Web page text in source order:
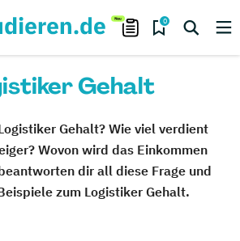
0
Gehalt
Gehalt? Wie viel verdient
Wovon wird das Einkommen
dir all diese Frage und
zum Logistiker Gehalt.